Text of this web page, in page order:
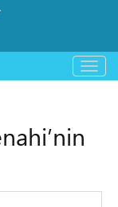
باز
و